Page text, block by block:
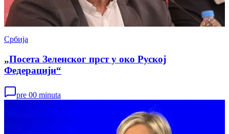
Србија
„Посета Зеленског прст у око Руској
Федерацији“
pre 00 minuta